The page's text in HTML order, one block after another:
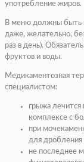
употребление жиров.
В меню должны быть
даже, желательно,
раз в день).
фруктов и воды.
Медикаментозная
специалистом:
грыжа лечится
комплексе с
при
для дробления
не последнее